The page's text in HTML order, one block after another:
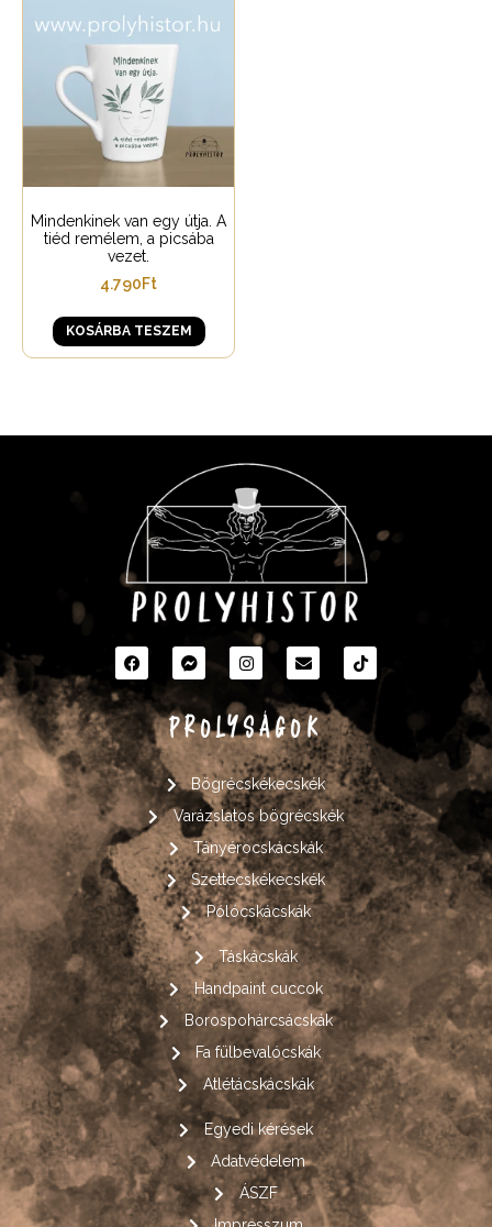
Mindenkinek van egy útja. A
tiéd remélem, a picsába
vezet.
4.790Ft
KOSÁRBA TESZEM
PROLYSÁGOK
Bögrécskékecskék
Varázslatos bögrécskék
Tányérocskácskák
Szettecskékecskék
Pólócskácskák
Táskácskák
Handpaint cuccok
Borospohárcsácskák
Fa fülbevalócskák
Atlétácskácskák
Egyedi kérések
Adatvédelem
ÁSZF